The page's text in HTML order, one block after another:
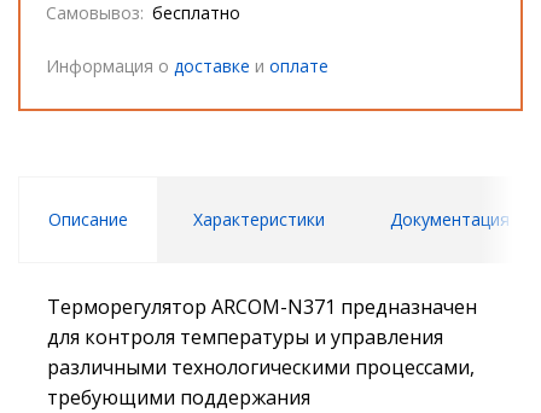
Самовывоз: бесплатно
Информация о доставке и оплате
Описание Характеристики Документация
Терморегулятор ARCOM-N371 предназначен
для контроля температуры и управления
различными технологическими процессами,
требующими поддержания